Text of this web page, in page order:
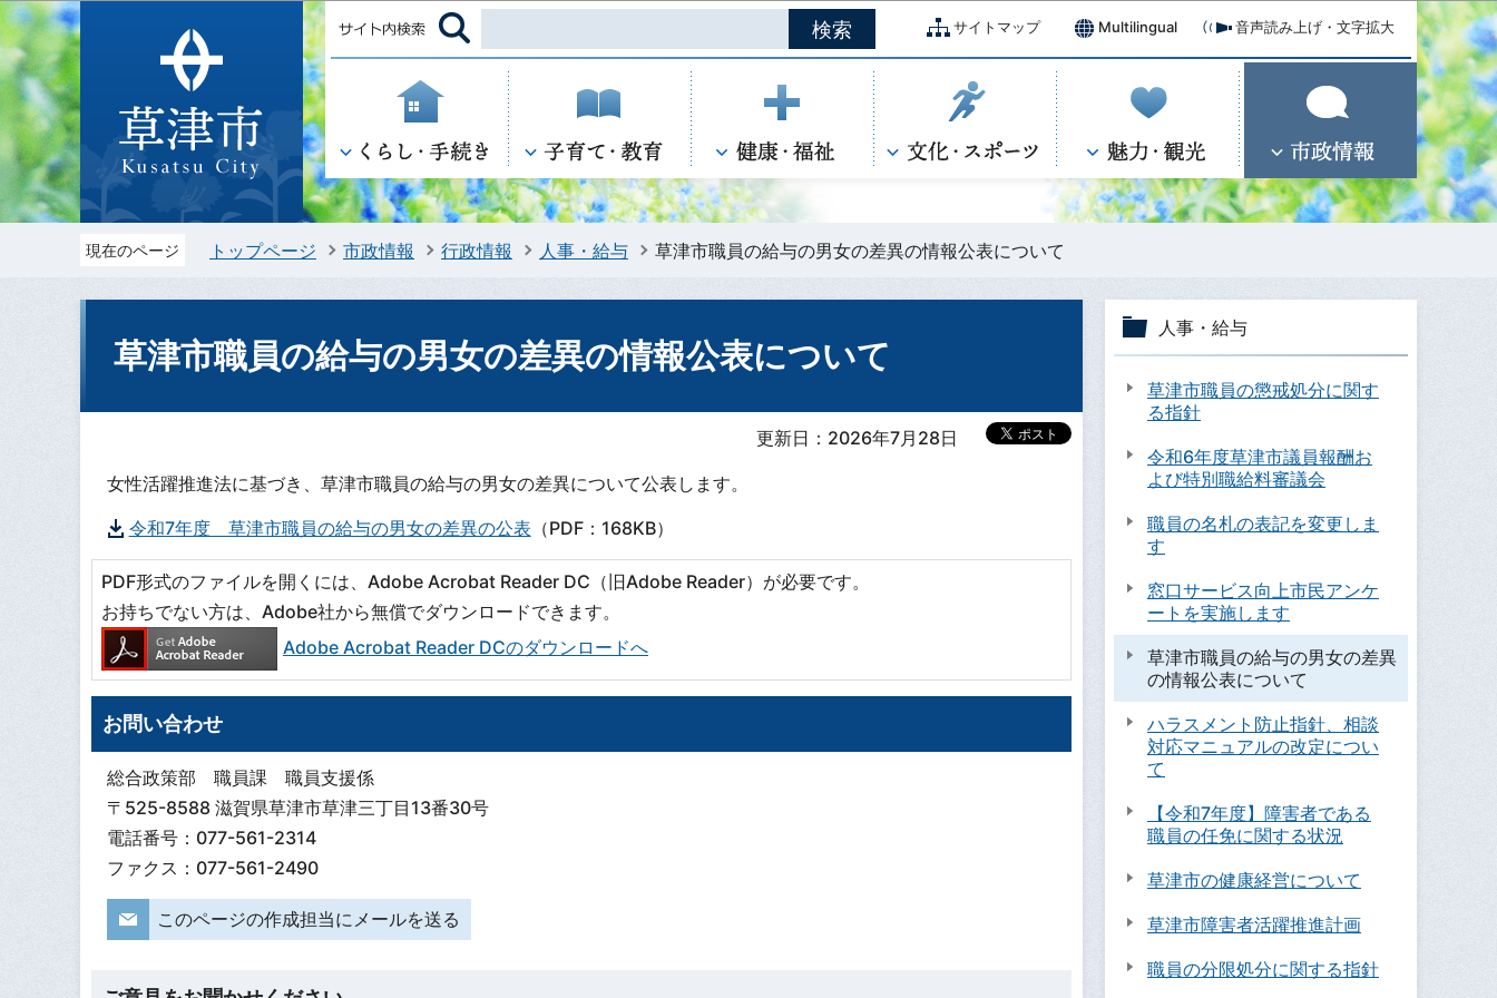
このページの本文へ移動
サイトマップ Multilingual 音声読み上げ・文字拡大
現在のページ トップページ 市政情報 行政情報 人事・給与 草津市職員の給与の男女の差異の情報公表について
草津市職員の給与の男女の差異の情報公表について
更新日：2026年7月28日
女性活躍推進法に基づき、草津市職員の給与の男女の差異について公表します。
令和7年度 草津市職員の給与の男女の差異の公表 （PDF：168KB）
PDF形式のファイルを開くには、Adobe Acrobat Reader DC（旧Adobe Reader）が必要です。
お持ちでない方は、Adobe社から無償でダウンロードできます。
Adobe Acrobat Reader DCのダウンロードへ
お問い合わせ
総合政策部 職員課 職員支援係
〒525-8588 滋賀県草津市草津三丁目13番30号
電話番号：077-561-2314
ファクス：077-561-2490
このページの作成担当にメールを送る
人事・給与
草津市職員の懲戒処分に関す
る指針
令和6年度草津市議員報酬お
よび特別職給料審議会
職員の名札の表記を変更しま
す
窓口サービス向上市民アンケ
ートを実施します
草津市職員の給与の男女の差異
の情報公表について
ハラスメント防止指針、相談
対応マニュアルの改定につい
て
【令和7年度】障害者である
職員の任免に関する状況
草津市の健康経営について
草津市障害者活躍推進計画
職員の分限処分に関する指針